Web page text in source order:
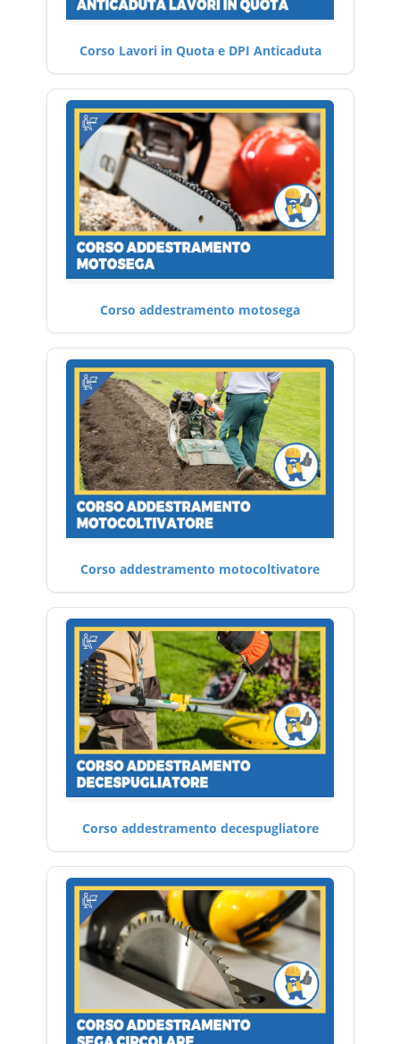
Corso Lavori in Quota e DPI Anticaduta
Corso addestramento motosega
Corso addestramento motocoltivatore
Corso addestramento decespugliatore